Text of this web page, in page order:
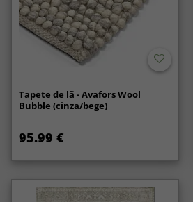
Tapete de lã - Avafors Wool
Bubble (cinza/bege)
95.99 €